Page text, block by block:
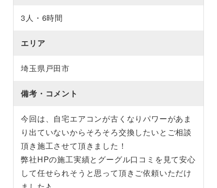
3人・6時間
エリア
埼玉県戸田市
備考・コメント
今回は、自宅エアコンが古くなりパワーがあま
り出ていないからそろそろ交換したいとご相談
頂き施工させて頂きました！
弊社HPの施工実績とグーグル口コミを見て安心
して任せられそうと思って頂きご依頼いただけ